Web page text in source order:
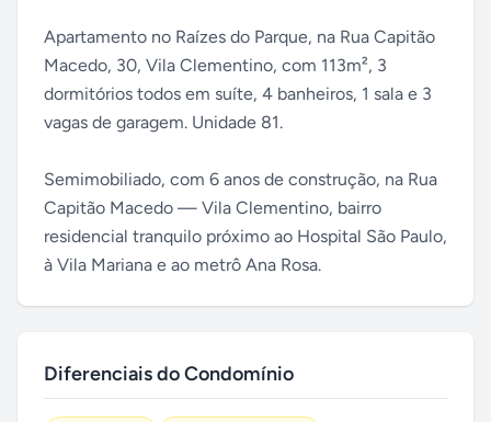
Apartamento no Raízes do Parque, na Rua Capitão
Macedo, 30, Vila Clementino, com 113m², 3
dormitórios todos em suíte, 4 banheiros, 1 sala e 3
vagas de garagem. Unidade 81.
Semimobiliado, com 6 anos de construção, na Rua
Capitão Macedo — Vila Clementino, bairro
residencial tranquilo próximo ao Hospital São Paulo,
à Vila Mariana e ao metrô Ana Rosa.
Diferenciais do Condomínio